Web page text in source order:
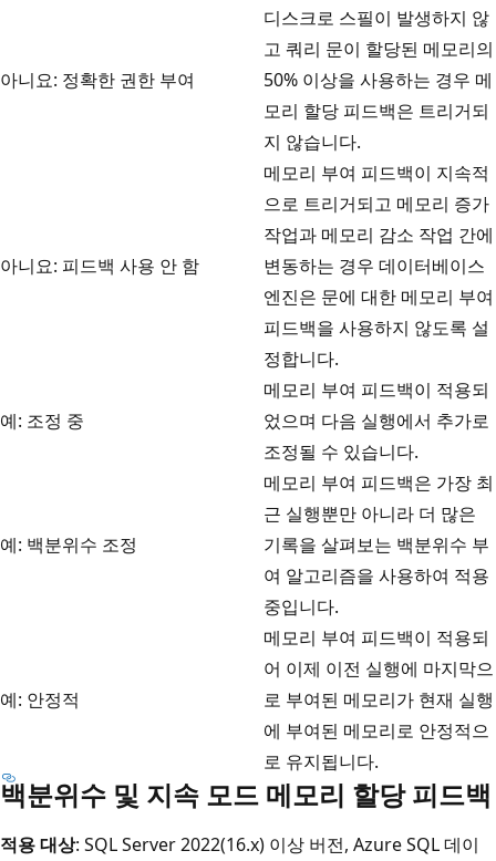
아니요: 정확한 권한 부여
디스크로 스필이 발생하지 않
고 쿼리 문이 할당된 메모리의
50% 이상을 사용하는 경우 메
모리 할당 피드백은 트리거되
지 않습니다.
아니요: 피드백 사용 안 함
메모리 부여 피드백이 지속적
으로 트리거되고 메모리 증가
작업과 메모리 감소 작업 간에
변동하는 경우 데이터베이스
엔진은 문에 대한 메모리 부여
피드백을 사용하지 않도록 설
정합니다.
예: 조정 중
메모리 부여 피드백이 적용되
었으며 다음 실행에서 추가로
조정될 수 있습니다.
예: 백분위수 조정
메모리 부여 피드백은 가장 최
근 실행뿐만 아니라 더 많은
기록을 살펴보는 백분위수 부
여 알고리즘을 사용하여 적용
중입니다.
예: 안정적
메모리 부여 피드백이 적용되
어 이제 이전 실행에 마지막으
로 부여된 메모리가 현재 실행
에 부여된 메모리로 안정적으
로 유지됩니다.
백분위수 및 지속 모드 메모리 할당 피드백
적용 대상: SQL Server 2022(16.x) 이상 버전, Azure SQL 데이